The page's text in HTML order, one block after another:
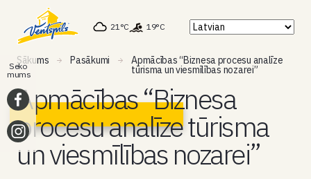
21°C 19°C
Sākums Pasākumi Apmācības “Biznesa procesu analīze
tūrisma un viesmīlības nozarei”
Apmācības “Biznesa
procesu analīze tūrisma
un viesmīlības nozarei”
Seko
mums